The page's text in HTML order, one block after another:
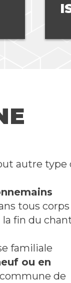
/ ITE /
autre type
tous corps
fin du
familiale
ou en
de